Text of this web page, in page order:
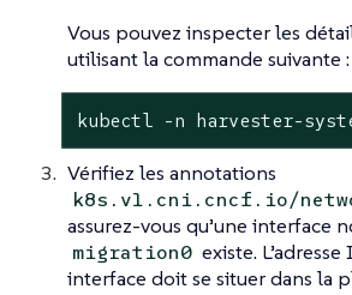
Vous pouvez inspecter les
utilisant la commande suivante :
kubectl -n harvester-
Vérifiez les annotations
k8s.v1.cni.cncf.io/
assurez-vous qu’une interface
migration0 existe.
interface doit se situer dans la